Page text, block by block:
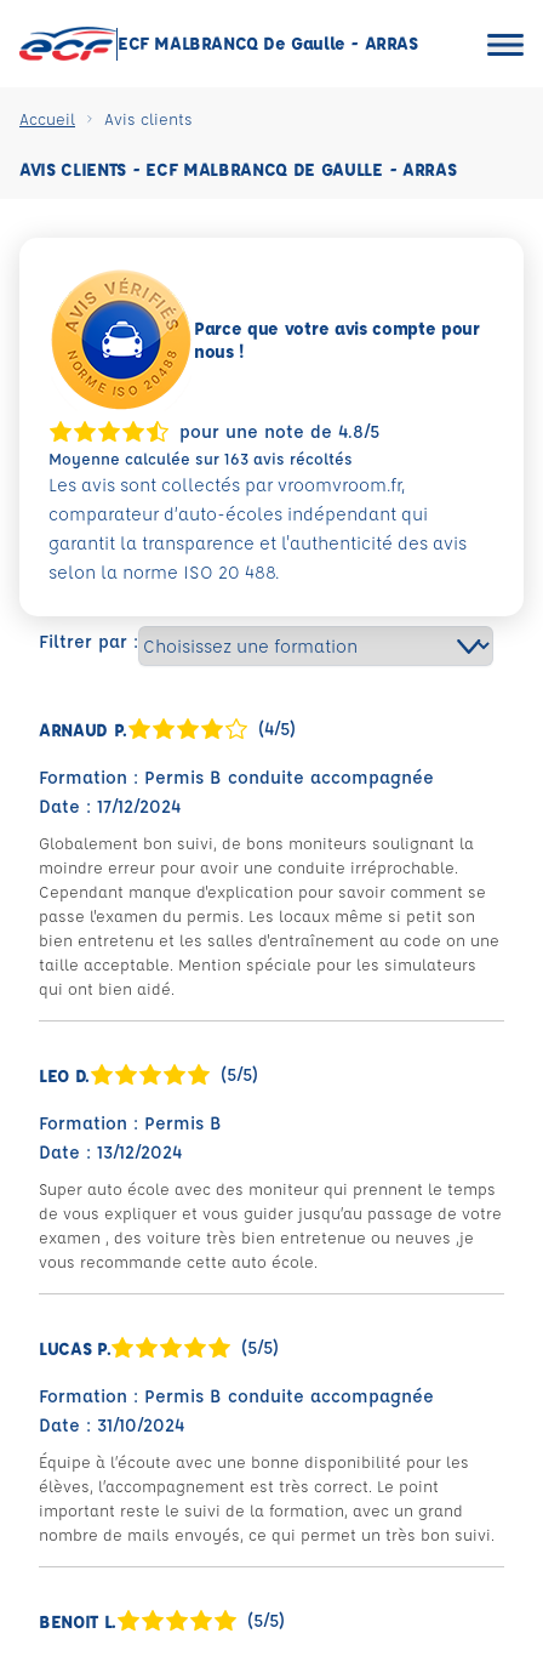
ECF MALBRANCQ De Gaulle - ARRAS
Accueil Avis clients
AVIS CLIENTS - ECF MALBRANCQ DE GAULLE - ARRAS
Filtrer par :
ARNAUD P. (4/5)
Formation : Permis B conduite accompagnée
Date : 17/12/2024
Globalement bon suivi, de bons moniteurs soulignant la
moindre erreur pour avoir une conduite irréprochable.
Cependant manque d'explication pour savoir comment se
passe l'examen du permis. Les locaux même si petit son
bien entretenu et les salles d'entraînement au code on une
taille acceptable. Mention spéciale pour les simulateurs
qui ont bien aidé.
LEO D. (5/5)
Formation : Permis B
Date : 13/12/2024
Super auto école avec des moniteur qui prennent le temps
de vous expliquer et vous guider jusqu’au passage de votre
examen , des voiture très bien entretenue ou neuves ,je
vous recommande cette auto école.
LUCAS P. (5/5)
Formation : Permis B conduite accompagnée
Date : 31/10/2024
Équipe à l’écoute avec une bonne disponibilité pour les
élèves, l’accompagnement est très correct. Le point
important reste le suivi de la formation, avec un grand
nombre de mails envoyés, ce qui permet un très bon suivi.
BENOIT L. (5/5)
Parce que votre avis compte pour
nous !
pour une note de 4.8/5
Moyenne calculée sur 163 avis récoltés
Les avis sont collectés par vroomvroom.fr,
comparateur d’auto-écoles indépendant qui
garantit la transparence et l'authenticité des avis
selon la norme ISO 20 488.